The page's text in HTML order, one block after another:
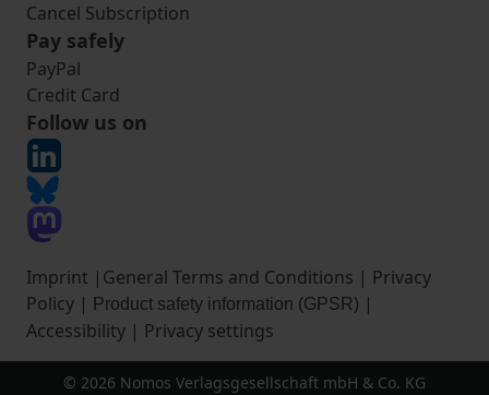
Cancel Subscription
Pay safely
PayPal
Credit Card
Follow us on
Imprint | General Terms and Conditions | Privacy
Policy | Product safety information (GPSR) |
Accessibility | Privacy settings
© 2026 Nomos Verlagsgesellschaft mbH & Co. KG